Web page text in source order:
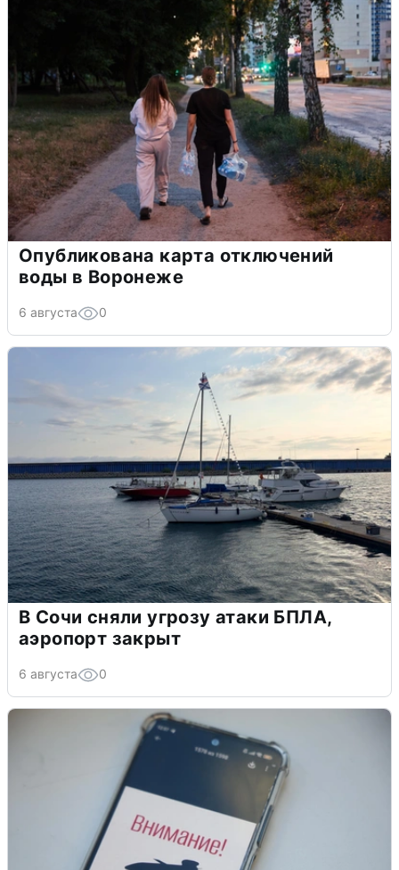
Опубликована карта отключений
воды в Воронеже
6 августа 0
В Сочи сняли угрозу атаки БПЛА,
аэропорт закрыт
6 августа 0